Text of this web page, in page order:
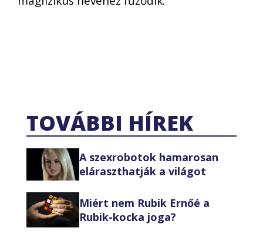
TOVÁBBI HÍREK
A szexrobotok hamarosan
eláraszthatják a világot
Miért nem Rubik Ernőé a
Rubik-kocka joga?